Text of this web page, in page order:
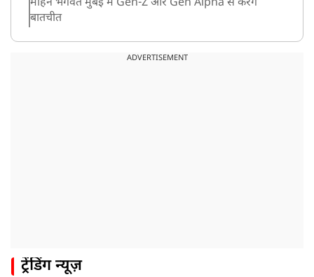
मोहन भगवत मुंबई में Gen-Z और Gen Alpha से करेंगे
बातचीत
ADVERTISEMENT
ट्रेंडिंग न्यूज़